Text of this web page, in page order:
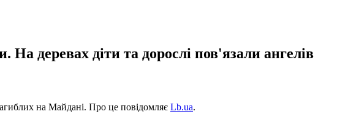
деревах діти та дорослі пов'язали ангелів
на Майдані. Про це повідомляє Lb.ua.